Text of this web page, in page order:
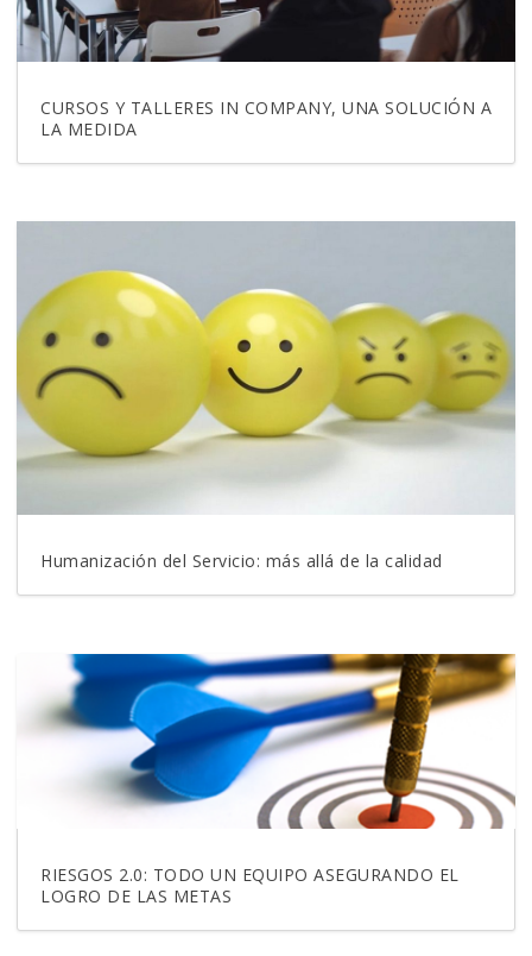
CURSOS Y TALLERES IN COMPANY, UNA SOLUCIÓN A
LA MEDIDA
Humanización del Servicio: más allá de la calidad
RIESGOS 2.0: TODO UN EQUIPO ASEGURANDO EL
LOGRO DE LAS METAS